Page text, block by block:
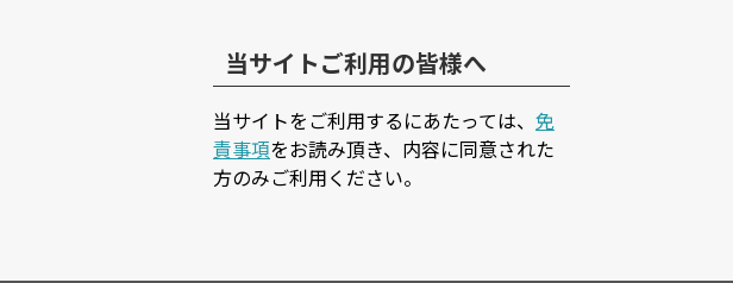
当サイトご利用の皆様へ
当サイトをご利用するにあたっては、 免
責事項をお読み頂き、内容に同意された
方のみご利用ください。